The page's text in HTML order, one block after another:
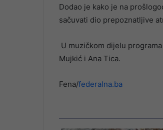
Dodao je kako je na
sačuvati dio prepoznatljive
U muzičkom dijelu
Mujkić i Ana Tica.
Fena/federalna.ba